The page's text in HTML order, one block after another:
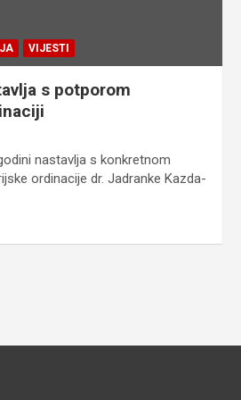
VIJESTI
s potporom
nastavlja s konkretnom
ordinacije dr. Jadranke Kazda-